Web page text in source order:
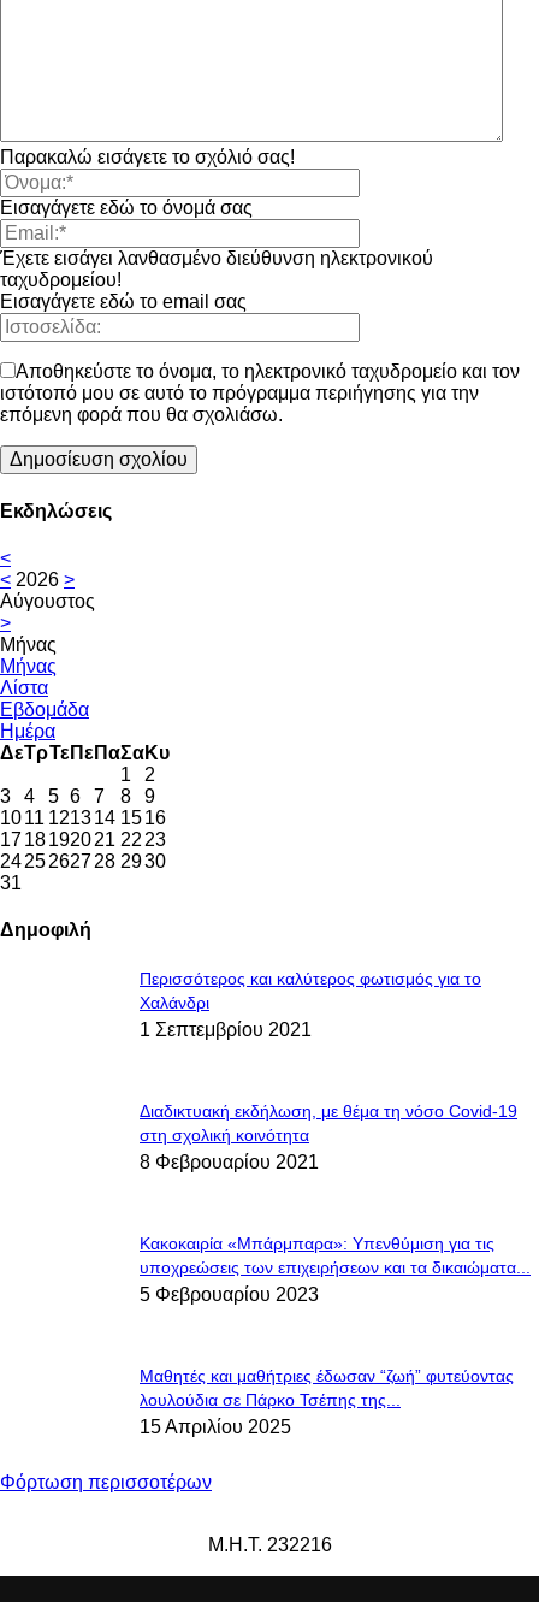
Παρακαλώ εισάγετε το σχόλιό σας!
Εισαγάγετε εδώ το όνομά σας
Έχετε εισάγει λανθασμένο διεύθυνση ηλεκτρονικού
ταχυδρομείου!
Εισαγάγετε εδώ το email σας
Αποθηκεύστε το όνομα, το ηλεκτρονικό ταχυδρομείο και τον
ιστότοπό μου σε αυτό το πρόγραμμα περιήγησης για την
επόμενη φορά που θα σχολιάσω.
Εκδηλώσεις
<
< 2026 >
Αύγουστος
>
Μήνας
Μήνας
Λίστα
Εβδομάδα
Ημέρα
ΔεΤρΤε ΠεΠαΣαΚυ
1
2
3
4 5 6 7 8
9
1011 121314 1516
1718192021 22 23
2425262728 2930
31
Δημοφιλή
Περισσότερος και καλύτερος φωτισμός για το
Χαλάνδρι
1 Σεπτεμβρίου 2021
Διαδικτυακή εκδήλωση, με θέμα τη νόσο Covid-19
στη σχολική κοινότητα
8 Φεβρουαρίου 2021
Κακοκαιρία «Μπάρμπαρα»: Υπενθύμιση για τις
υποχρεώσεις των επιχειρήσεων και τα δικαιώματα...
5 Φεβρουαρίου 2023
Μαθητές και μαθήτριες έδωσαν “ζωή” φυτεύοντας
λουλούδια σε Πάρκο Τσέπης της...
15 Απριλίου 2025
Φόρτωση περισσοτέρων
Μ.Η.Τ. 232216